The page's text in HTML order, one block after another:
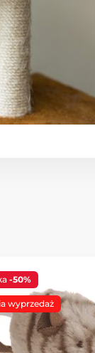
-50%
wyprzedaż